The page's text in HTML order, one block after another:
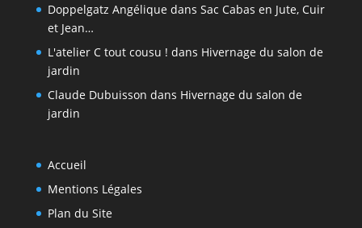
Doppelgatz Angéliquedans Sac Cabas en Jute, Cuir
et Jean…
L'atelier C tout cousu ! dans Hivernage du salon de
jardin
Claude Dubuisson dans Hivernage du salon de
jardin
Accueil
Mentions Légales
Plan du Site